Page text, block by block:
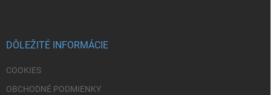
DÔLEŽITÉ INFORMÁCIE
COOKIES
OBCHODNÉ PODMIENKY